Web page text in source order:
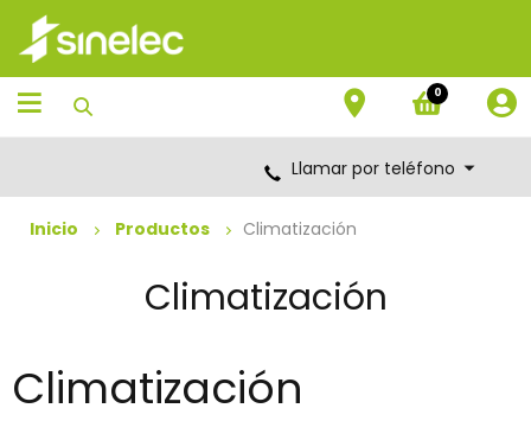
Saltar
contenido
Saltar
menú
de
navegación
0
Llamar por teléfono
Inicio Productos Climatización
Climatización
Climatización